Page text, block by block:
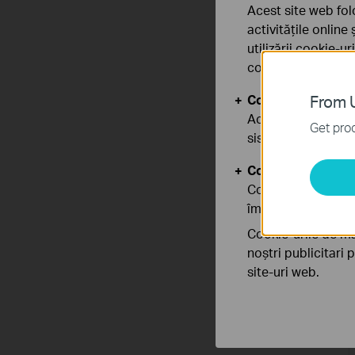
From
Get
Acest site web
activitățile online
utilizării cookie-
confidențialitate
Cookie-uri de
Aceste cookie-uri
sistemele tale
Cookie-uri de
Cookie-urile de
îmbunătăți și
Cookie-urile de
noștri publicitari
site-uri web.